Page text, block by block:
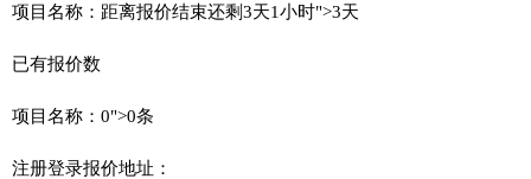
项目名称：距离报价结束还剩3天1小时">3天
已有报价数
项目名称：0">0条
注册登录报价地址：